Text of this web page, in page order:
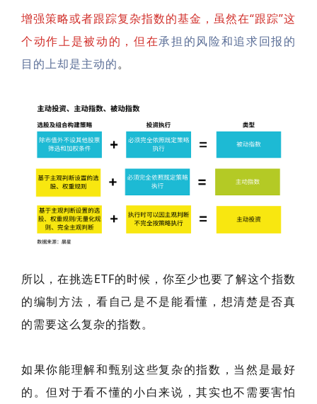
增强策略或者跟踪复杂指数的基金，虽然在“跟踪”这
个动作上是被动的，但在承担的风险和追求回报的
目的上却是主动的。
所以，在挑选ETF的时候，你至少也要了解这个指数
的编制方法，看自己是不是能看懂，想清楚是否真
的需要这么复杂的指数。
如果你能理解和甄别这些复杂的指数，当然是最好
的。但对于看不懂的小白来说，其实也不需要害怕